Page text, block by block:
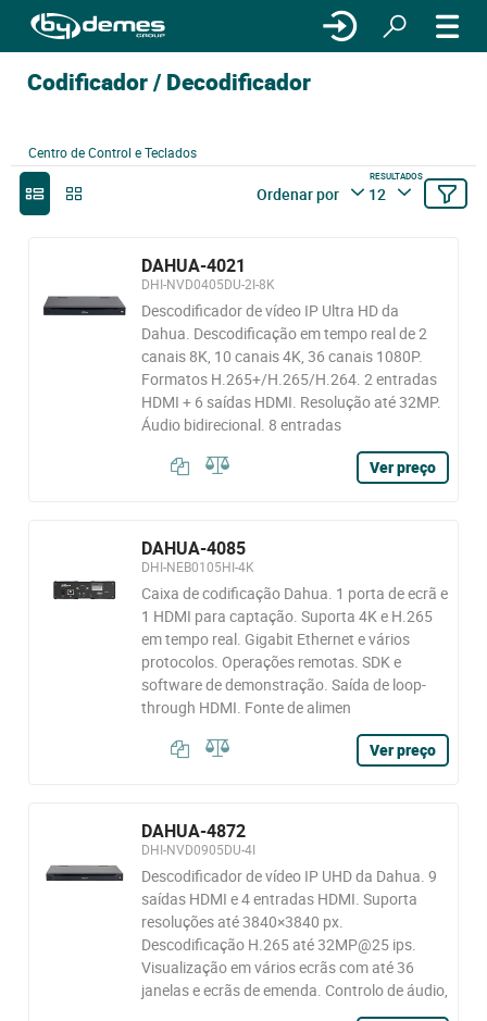
Codificador / Decodificador
Centro de Control e Teclados
Ordenar por
RESULTADOS
12
DAHUA-4021
DHI-NVD0405DU-2I-8K
Descodificador de vídeo IP Ultra HD da
Dahua. Descodificação em tempo real de 2
canais 8K, 10 canais 4K, 36 canais 1080P.
Formatos H.265+/H.265/H.264. 2 entradas
HDMI + 6 saídas HDMI. Resolução até 32MP.
Áudio bidirecional. 8 entradas
Ver preço
DAHUA-4085
DHI-NEB0105HI-4K
Caixa de codificação Dahua. 1 porta de ecrã e
1 HDMI para captação. Suporta 4K e H.265
em tempo real. Gigabit Ethernet e vários
protocolos. Operações remotas. SDK e
software de demonstração. Saída de loop-
through HDMI. Fonte de alimen
Ver preço
DAHUA-4872
DHI-NVD0905DU-4I
Descodificador de vídeo IP UHD da Dahua. 9
saídas HDMI e 4 entradas HDMI. Suporta
resoluções até 3840×3840 px.
Descodificação H.265 até 32MP@25 ips.
Visualização em vários ecrãs com até 36
janelas e ecrãs de emenda. Controlo de áudio,